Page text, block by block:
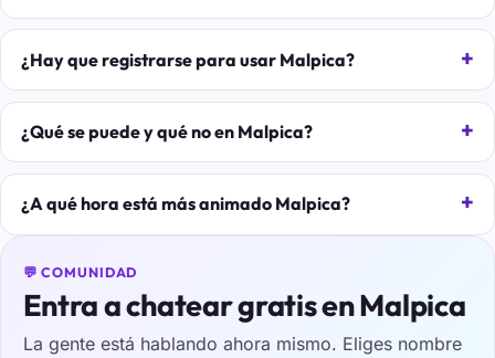
¿Hay que registrarse para usar Malpica?
¿Qué se puede y qué no en Malpica?
¿A qué hora está más animado Malpica?
💬 COMUNIDAD
Entra a chatear gratis en Malpica
La gente está hablando ahora mismo. Eliges nombre